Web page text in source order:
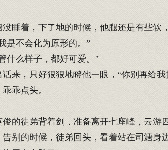
睡着，下了地的时候，他腿还是有些软
是不会化为原形的。”
什么样子，都好可爱。”
来，只好狠狠地瞪他一眼，“你别再给
乖点头。
的徒弟背着剑，准备离开七座峰，云游
别的时候，徒弟回头，看着站在司溏身